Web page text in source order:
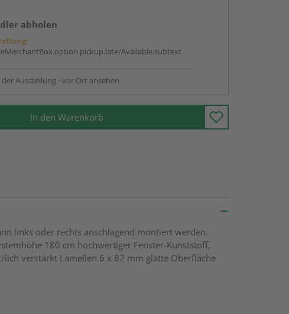
abholen
Ausstellung - vor Ort ansehen.
In den Warenkorb
links oder rechts anschlagend montiert werden.
180 cm hochwertiger Fenster-Kunststoff,
verstärkt Lamellen 6 x 82 mm glatte Oberfläche